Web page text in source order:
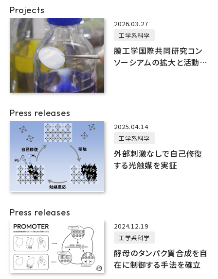
Projects
2026.03.27
工学系科学
膜工学国際共同研究コン
ソーシアムの拡大と活動強
Press releases
2025.04.14
工学系科学
外部刺激なしで自己修復
する光触媒を実証
Press releases
2024.12.19
工学系科学
酵母のタンパク質合成を自
在に制御する手法を確立